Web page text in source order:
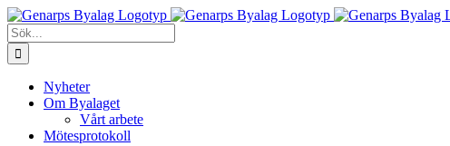
Fortsätt
till
innehållet
Sök
efter:
Nyheter
Om Byalaget
Vårt arbete
Mötesprotokoll